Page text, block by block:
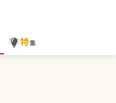
特集